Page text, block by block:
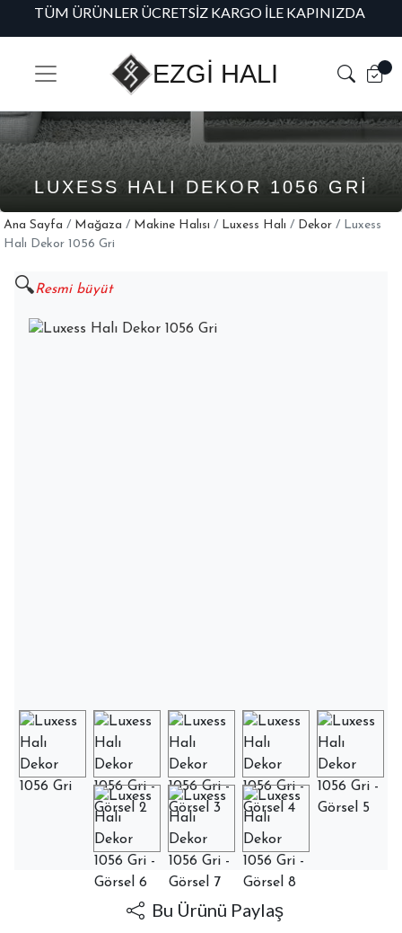
TÜM ÜRÜNLER ÜCRETSIZ KARGO İLE KAPINIZDA
EZGİ HALI
LUXESS HALI DEKOR 1056 GRI
Ana Sayfa / Mağaza / Makine Halısı / Luxess Halı / Dekor / Luxess
Halı Dekor 1056 Gri
🔍
Bu Ürünü Paylaş